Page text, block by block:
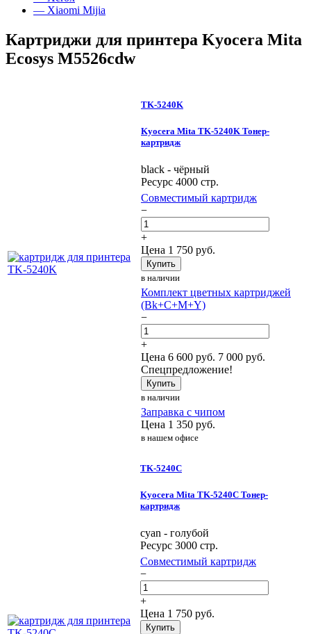
— Xiaomi Mijia
Картриджи для принтера Kyocera Mita
Ecosys M5526cdw
TK-5240K
Kyocera Mita TK-5240K Тонер-
картридж
black - чёрный
Ресурс 4000 стр.
Совместимый картридж
−
+
Цена 1 750 руб.
Купить
в наличии
Комплект цветных картриджей
(Bk+C+M+Y)
−
+
Цена 6 600 руб. 7 000 руб.
Спецпредложение!
Купить
в наличии
Заправка с чипом
Цена 1 350 руб.
в нашем офисе
TK-5240C
Kyocera Mita TK-5240C Тонер-
картридж
cyan - голубой
Ресурс 3000 стр.
Совместимый картридж
−
+
Цена 1 750 руб.
Купить